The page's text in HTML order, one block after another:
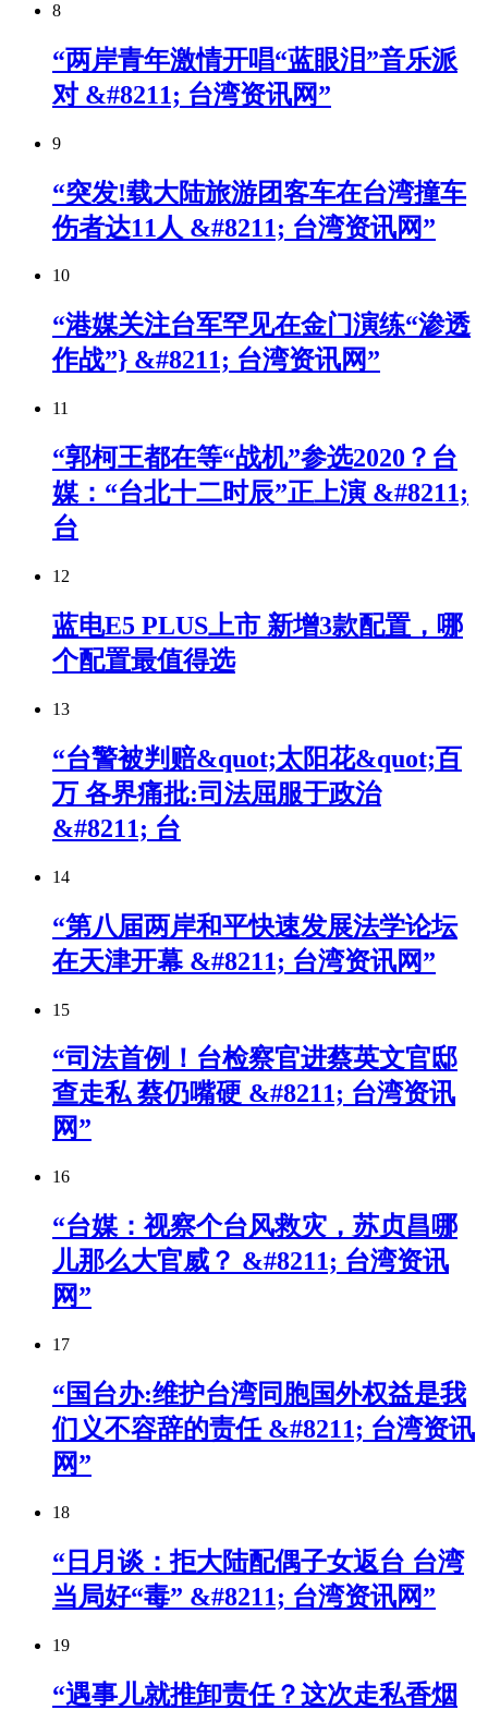
8
“两岸青年激情开唱“蓝眼泪”音乐派
对 &#8211; 台湾资讯网”
9
“突发!载大陆旅游团客车在台湾撞车
伤者达11人 &#8211; 台湾资讯网”
10
“港媒关注台军罕见在金门演练“渗透
作战”} &#8211; 台湾资讯网”
11
“郭柯王都在等“战机”参选2020？台
媒：“台北十二时辰”正上演 &#8211;
台
12
蓝电E5 PLUS上市 新增3款配置，哪
个配置最值得选
13
“台警被判赔&quot;太阳花&quot;百
万 各界痛批:司法屈服于政治
&#8211; 台
14
“第八届两岸和平快速发展法学论坛
在天津开幕 &#8211; 台湾资讯网”
15
“司法首例！台检察官进蔡英文官邸
查走私 蔡仍嘴硬 &#8211; 台湾资讯
网”
16
“台媒：视察个台风救灾，苏贞昌哪
儿那么大官威？ &#8211; 台湾资讯
网”
17
“国台办:维护台湾同胞国外权益是我
们义不容辞的责任 &#8211; 台湾资讯
网”
18
“日月谈：拒大陆配偶子女返台 台湾
当局好“毒” &#8211; 台湾资讯网”
19
“遇事儿就推卸责任？这次走私香烟